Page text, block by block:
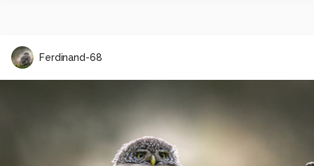
Ferdinand-68